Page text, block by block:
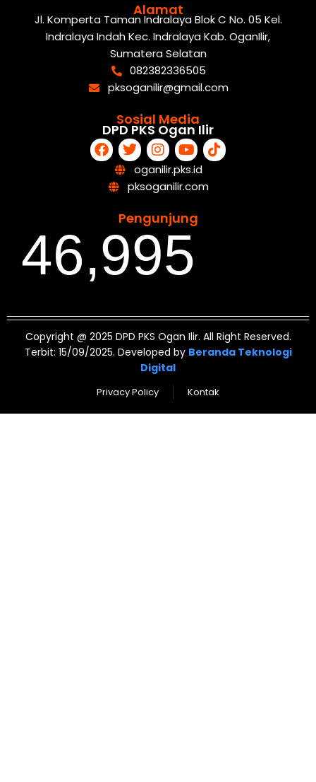
Alamat
Jl. Komperta Taman Indralaya Blok C No. 05 Kel.
Indralaya Indah Kec. Indralaya Kab. OganIlir,
Sumatera Selatan
082382336505
pksoganilir@gmail.com
Sosial Media
DPD PKS Ogan Ilir
oganilir.pks.id
pksoganilir.com
Pengunjung
46,995
Copyright @ 2025 DPD PKS Ogan Ilir. All Right Reserved.
Terbit: 15/09/2025. Developed by Beranda Teknologi
Digital
Privacy Policy Kontak